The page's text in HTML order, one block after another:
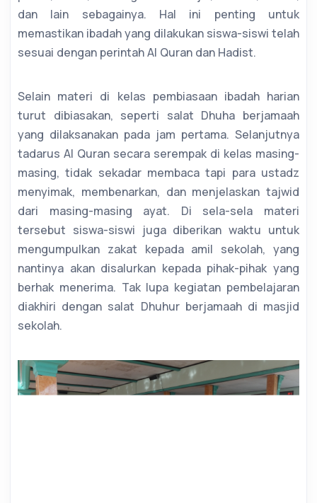
dan lain sebagainya. Hal ini penting untuk
memastikan ibadah yang dilakukan siswa-siswi telah
sesuai dengan perintah Al Quran dan Hadist.
Selain materi di kelas pembiasaan ibadah harian
turut dibiasakan, seperti salat Dhuha berjamaah
yang dilaksanakan pada jam pertama. Selanjutnya
tadarus Al Quran secara serempak di kelas masing-
masing, tidak sekadar membaca tapi para ustadz
menyimak, membenarkan, dan menjelaskan tajwid
dari masing-masing ayat. Di sela-sela materi
tersebut siswa-siswi juga diberikan waktu untuk
mengumpulkan zakat kepada amil sekolah, yang
nantinya akan disalurkan kepada pihak-pihak yang
berhak menerima. Tak lupa kegiatan pembelajaran
diakhiri dengan salat Dhuhur berjamaah di masjid
sekolah.